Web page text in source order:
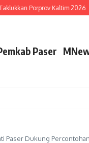
Porprov Kaltim 2026
Paser
Paser Dukung